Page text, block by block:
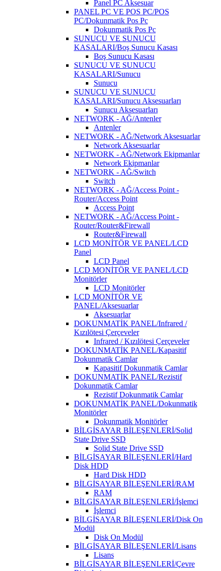
Panel PC Aksesuar
PANEL PC VE POS PC/POS
PC/Dokunmatik Pos Pc
Dokunmatik Pos Pc
SUNUCU VE SUNUCU
KASALARI/Boş Sunucu Kasası
Boş Sunucu Kasası
SUNUCU VE SUNUCU
KASALARI/Sunucu
Sunucu
SUNUCU VE SUNUCU
KASALARI/Sunucu Aksesuarları
Sunucu Aksesuarları
NETWORK - AĞ/Antenler
Antenler
NETWORK - AĞ/Network Aksesuarlar
Network Aksesuarlar
NETWORK - AĞ/Network Ekipmanlar
Network Ekipmanlar
NETWORK - AĞ/Switch
Switch
NETWORK - AĞ/Access Point -
Router/Access Point
Access Point
NETWORK - AĞ/Access Point -
Router/Router&Firewall
Router&Firewall
LCD MONİTÖR VE PANEL/LCD
Panel
LCD Panel
LCD MONİTÖR VE PANEL/LCD
Monitörler
LCD Monitörler
LCD MONİTÖR VE
PANEL/Aksesuarlar
Aksesuarlar
DOKUNMATİK PANEL/Infrared /
Kızılötesi Çerçeveler
Infrared / Kızılötesi Çerçeveler
DOKUNMATİK PANEL/Kapasitif
Dokunmatik Camlar
Kapasitif Dokunmatik Camlar
DOKUNMATİK PANEL/Rezistif
Dokunmatik Camlar
Rezistif Dokunmatik Camlar
DOKUNMATİK PANEL/Dokunmatik
Monitörler
Dokunmatik Monitörler
BİLGİSAYAR BİLEŞENLERİ/Solid
State Drive SSD
Solid State Drive SSD
BİLGİSAYAR BİLEŞENLERİ/Hard
Disk HDD
Hard Disk HDD
BİLGİSAYAR BİLEŞENLERİ/RAM
RAM
BİLGİSAYAR BİLEŞENLERİ/İşlemci
İşlemci
BİLGİSAYAR BİLEŞENLERİ/Disk On
Modül
Disk On Modül
BİLGİSAYAR BİLEŞENLERİ/Lisans
Lisans
BİLGİSAYAR BİLEŞENLERİ/Çevre